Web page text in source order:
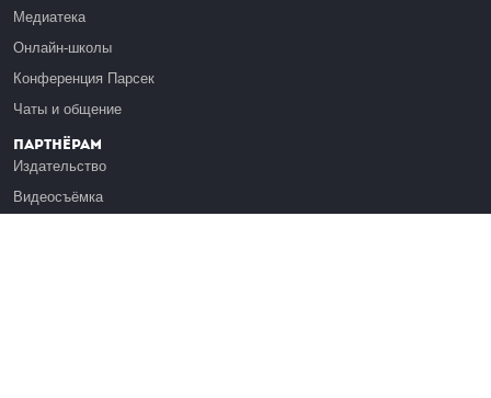
Медиатека
Онлайн-школы
Конференция Парсек
Чаты и общение
Партнёрам
Издательство
Видеосъёмка